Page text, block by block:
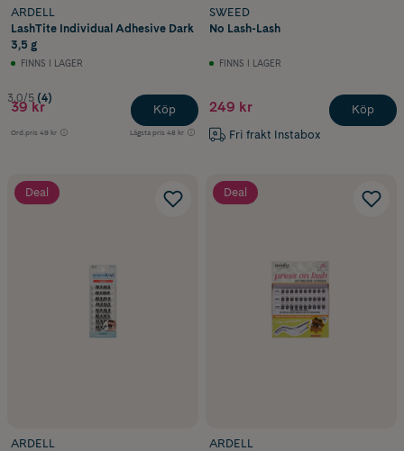
ARDELL
LashTite Individual Adhesive Dark
3,5 g
FINNS I LAGER
3.0/5 (4)
39 kr
Ord.pris 49 kr Lägsta pris 48 kr
Köp
SWEED
No Lash-Lash
FINNS I LAGER
249 kr
Fri frakt Instabox
Köp
Deal
ARDELL
Deal
ARDELL